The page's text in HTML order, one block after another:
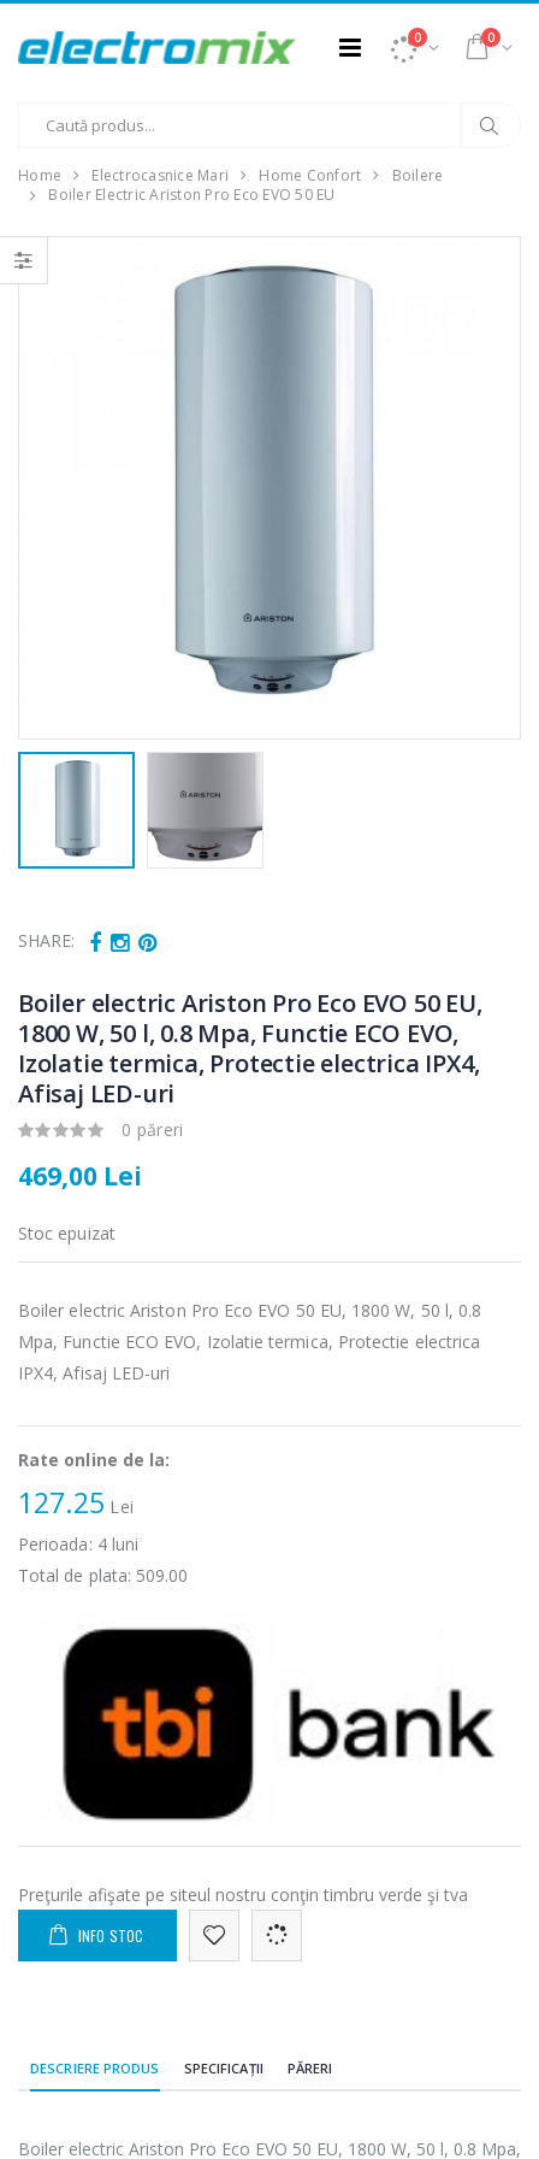
0 0
Home Electrocasnice Mari Home Confort
Boilere
Boiler Electric Ariston Pro Eco EVO 50 EU
SHARE:
Boiler electric Ariston Pro Eco EVO 50 EU,
1800 W, 50 l, 0.8 Mpa, Functie ECO EVO,
Izolatie termica, Protectie electrica IPX4,
Afisaj LED-uri
0 păreri
469,00 Lei
Stoc epuizat
Boiler electric Ariston Pro Eco EVO 50 EU, 1800 W, 50 l, 0.8
Mpa, Functie ECO EVO, Izolatie termica, Protectie electrica
IPX4, Afisaj LED-uri
Rate online de la:
127.25 Lei
Perioada: 4luni
Total de plata: 509.00
Preţurile afişate pe siteul nostru conţin timbru verde şi tva
INFO STOC
DESCRIERE PRODUS SPECIFICAȚII PĂRERI
Boiler electric Ariston Pro Eco EVO 50 EU, 1800 W, 50 l, 0.8 Mpa,
Fierbator
electric cu filtru
89,00 Lei
carne Bosch ...
-33%
Masina de tocat
NobeLTek ...
199,00 Lei
Mixer vertical
199,00 Lei
-14%
Robot de
299,00 Lei